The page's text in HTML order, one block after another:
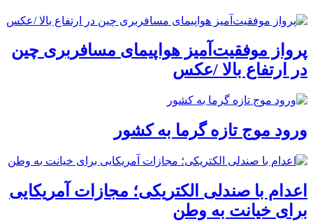
پرواز موفقیت‌آمیز هواپیمای مسافربری چین
در ارتفاع بالا /عکس
ورود موج تازه گرما به کشور
اعدام با صندلی الکتریکی؛ مجازات آمریکایی
برای خیانت به وطن